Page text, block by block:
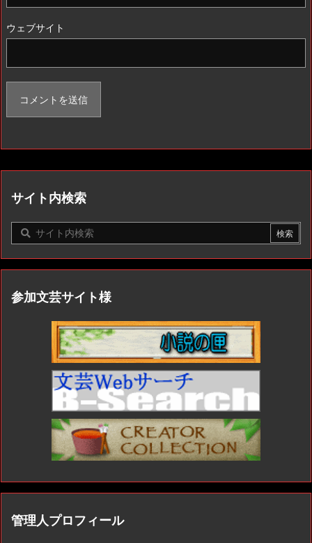
ウェブサイト
サイト内検索
参加文芸サイト様
管理人プロフィール